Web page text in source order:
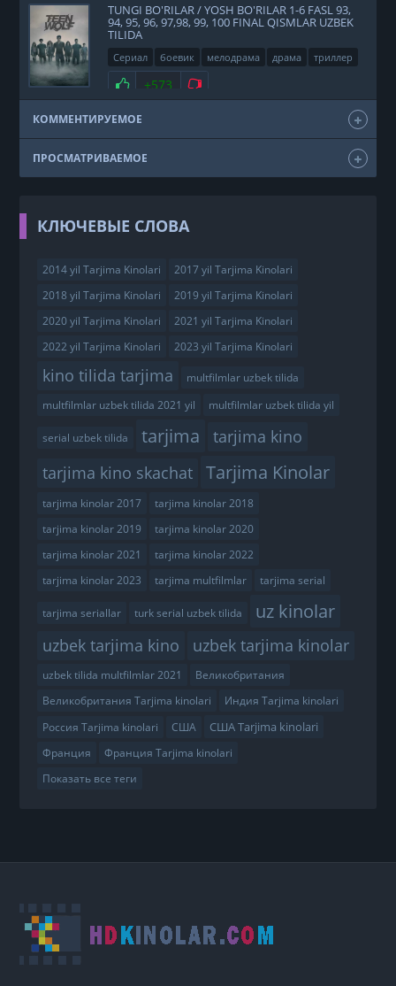
TUNGI BO'RILAR / YOSH BO'RILAR 1-6 FASL 93,
94, 95, 96, 97,98, 99, 100 FINAL QISMLAR UZBEK
TILIDA
Сериал боевик мелодрама драма
триллер
фэнтези
США 2011
Нравится
+573 Не нравится
КОММЕНТИРУЕМОЕ
ПРОСМАТРИВАЕМОЕ
КЛЮЧЕВЫЕ СЛОВА
2014 yil Tarjima Kinolari
2017 yil Tarjima Kinolari
2018 yil Tarjima Kinolari
2019 yil Tarjima Kinolari
2020 yil Tarjima Kinolari
2021 yil Tarjima Kinolari
2022 yil Tarjima Kinolari
2023 yil Tarjima Kinolari
kino tilida tarjima
multfilmlar uzbek tilida
multfilmlar uzbek tilida 2021 yil
multfilmlar uzbek tilida yil
serial uzbek tilida tarjima
tarjima kino
tarjima kino skachat
Tarjima Kinolar
tarjima kinolar 2017
tarjima kinolar 2018
tarjima kinolar 2019
tarjima kinolar 2020
tarjima kinolar 2021
tarjima kinolar 2022
tarjima kinolar 2023
tarjima multfilmlar tarjima serial
tarjima seriallar turk serial uzbek tilida uz kinolar
uzbek tarjima kino uzbek tarjima kinolar
uzbek tilida multfilmlar 2021
Великобритания
Великобритания Tarjima kinolari
Индия Tarjima kinolari
Россия Tarjima kinolari
США США Tarjima kinolari
Франция
Франция Tarjima kinolari
Показать все теги